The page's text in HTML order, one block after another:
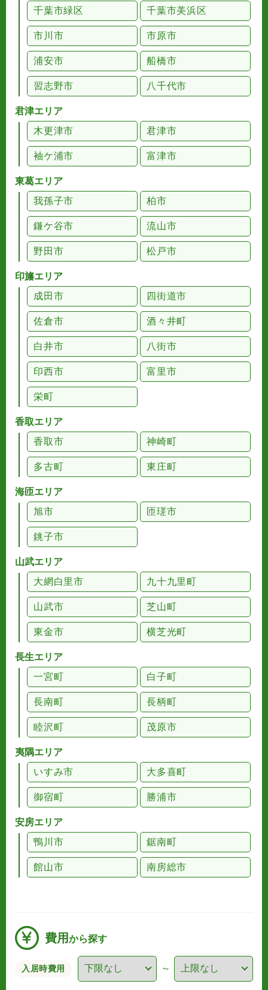
千葉市緑区 千葉市美浜区
市川市 市原市
浦安市 船橋市
習志野市 八千代市
君津エリア
木更津市
君津市
袖ケ浦市 富津市
東葛エリア
我孫子市
柏市
鎌ケ谷市 流山市
野田市 松戸市
印旛エリア
成田市
四街道市
佐倉市 酒々井町
白井市 八街市
印西市 富里市
栄町
香取エリア
香取市
神崎町
多古町 東庄町
海匝エリア
旭市
匝瑳市
銚子市
山武エリア
大網白里市
九十九里町
山武市 芝山町
東金市 横芝光町
長生エリア
一宮町
白子町
長南町 長柄町
睦沢町 茂原市
夷隅エリア
いすみ市
大多喜町
御宿町 勝浦市
安房エリア
鴨川市
鋸南町
館山市 南房総市
費用から探す
入居時費用 ～